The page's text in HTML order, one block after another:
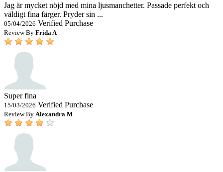
Jag är mycket nöjd med mina ljusmanchetter. Passade perfekt och
väldigt fina färger. Pryder sin ...
05/04/2026 Verified Purchase
Review By Frida A
Super fina
15/03/2026 Verified Purchase
Review By Alexandra M